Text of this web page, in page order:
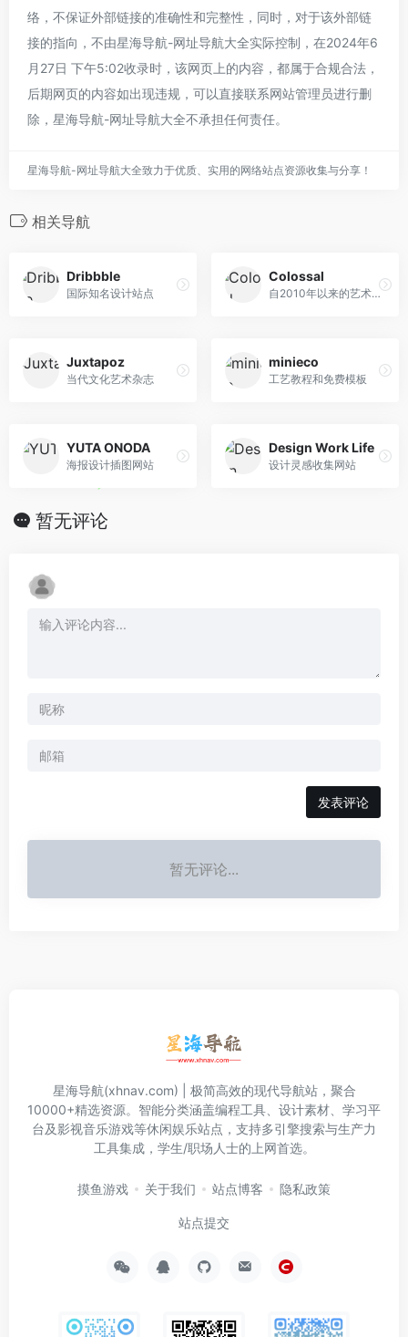
络，不保证外部链接的准确性和完整性，同时，对于该外部链
接的指向，不由星海导航-网址导航大全实际控制，在2024年6
月27日 下午5:02收录时，该网页上的内容，都属于合规合法，
后期网页的内容如出现违规，可以直接联系网站管理员进行删
除，星海导航-网址导航大全不承担任何责任。
星海导航-网址导航大全致力于优质、实用的网络站点资源收集与分享！
相关导航
Dribbble
国际知名设计站点
Colossal
自2010年以来的艺术、工艺和视觉文化的精华
Juxtapoz
当代文化艺术杂志
minieco
工艺教程和免费模板
YUTA ONODA
海报设计插图网站
Design Work Life
设计灵感收集网站
暂无评论
发表评论
暂无评论...
星海导航(xhnav.com) | 极简高效的现代导航站，聚合
10000+精选资源。智能分类涵盖编程工具、设计素材、学习平
台及影视音乐游戏等休闲娱乐站点，支持多引擎搜索与生产力
工具集成，学生/职场人士的上网首选。
摸鱼游戏 关于我们 站点博客 隐私政策
站点提交